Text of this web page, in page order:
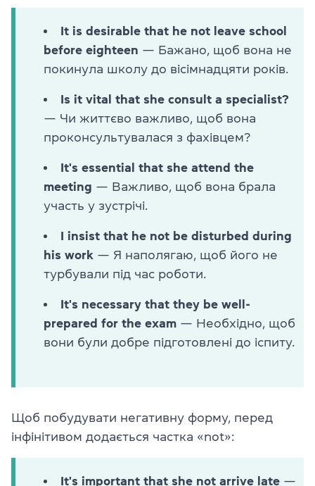
It is desirable that he not leave school
before eighteen — Бажано, щоб вона не
покинула школу до вісімнадцяти років.
Is it vital that she consult a specialist?
— Чи життєво важливо, щоб вона
проконсультувалася з фахівцем?
It's essential that she attend the
meeting — Важливо, щоб вона брала
участь у зустрічі.
I insist that he not be disturbed during
his work — Я наполягаю, щоб його не
турбували під час роботи.
It's necessary that they be well-
prepared for the exam — Необхідно, щоб
вони були добре підготовлені до іспиту.
Щоб побудувати негативну форму, перед
інфінітивом додається частка «not»:
It's important that she not arrive late —